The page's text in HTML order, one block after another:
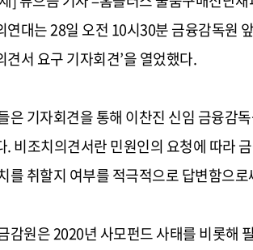
연대는 28일 오전 10시30분 금융감독원
견서 요구 기자회견’을 열었했다.
은 기자회견을 통해 이찬진 신임 금융감
. 비조치의견서란 민원인의 요청에 따라
를 취할지 여부를 적극적으로 답변함으
감원은 2020년 사모펀드 사태를 비롯해